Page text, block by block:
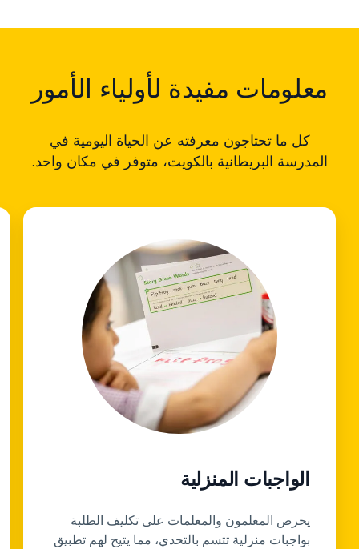
معلومات مفيدة لأولياء الأمور
كل ما تحتاجون معرفته عن الحياة اليومية في
المدرسة البريطانية بالكويت، متوفر في مكان واحد.
الواجبات المنزلية
يحرص المعلمون والمعلمات على تكليف الطلبة
بواجبات منزلية تتسم بالتحدي، مما يتيح لهم تطبيق